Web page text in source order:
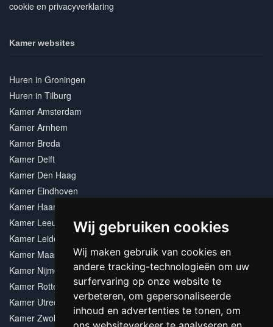
Wij gebruiken cookies
Wij maken gebruik van cookies en
andere tracking-technologieën om uw
surfervaring op onze website te
verbeteren, om gepersonaliseerde
inhoud en advertenties te tonen, om
cookie en privacyverklaring
Kamer websites
Huren in Groningen
Huren in Tilburg
Kamer Amsterdam
Kamer Arnhem
Kamer Breda
Kamer Delft
Kamer Den Haag
Kamer Eindhoven
Kamer Haarlem
Kamer Leeuwarden
Kamer Leiden
Kamer Maastricht
Kamer Nijmegen
Kamer Rotterdam
Kamer Utrecht
Kamer Zwolle